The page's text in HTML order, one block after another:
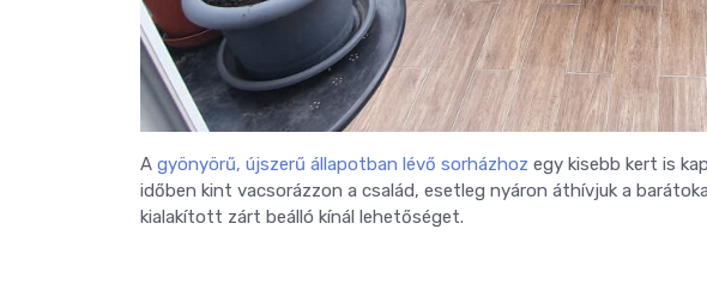
A gyönyörű, újszerű állapotban lévő sorházhoz egy kisebb kert is
időben kint vacsorázzon a család, esetleg nyáron áthívjuk a
kialakított zárt beálló kínál lehetőséget.